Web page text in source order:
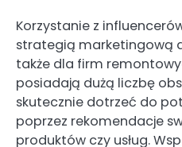
Korzystanie z
strategią marketingową
także dla firm
posiadają dużą liczbę
skutecznie dotrzeć do
poprzez rekomendacje
produktów czy usług.